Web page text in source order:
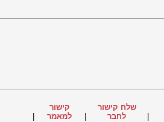
שלח קישור
לחבר
קישור
למאמר